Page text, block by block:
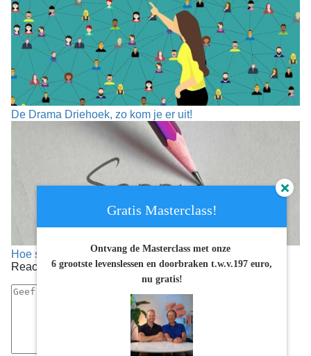
De Drama Driehoek, zo kom je er uit!
Hoe stop ik met people pleasen?
Reacties
Gratis Masterclass!
Ontvang de Masterclass met onze
6 grootste levenslessen en doorbraken t.w.v.197 euro,
nu gratis!